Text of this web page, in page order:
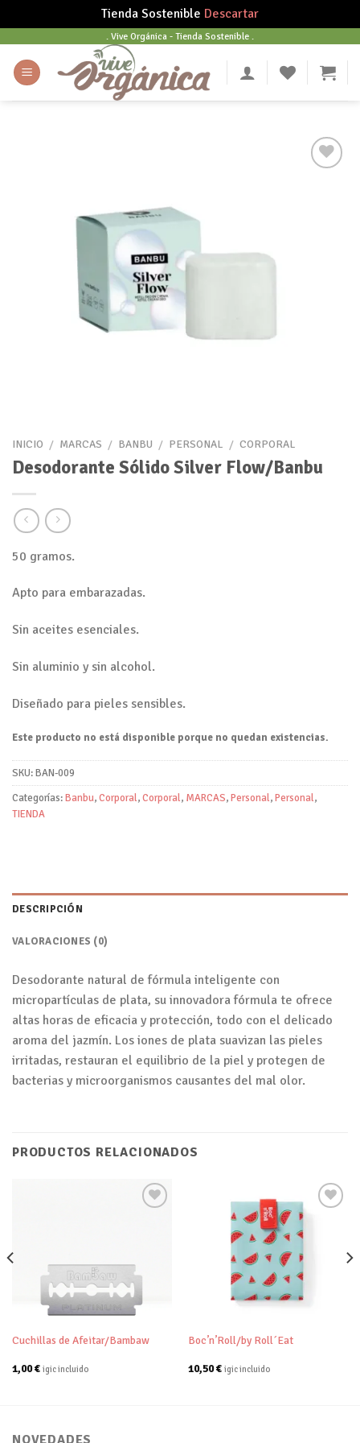
Tienda Sostenible Descartar
content
. Vive Orgánica - Tienda Sostenible .
INICIO / MARCAS / BANBU / PERSONAL / CORPORAL
Desodorante Sólido Silver Flow/Banbu
50 gramos.
Apto para embarazadas.
Sin aceites esenciales.
Sin aluminio y sin alcohol.
Diseñado para pieles sensibles.
Este producto no está disponible porque no quedan existencias.
SKU:BAN-009
Categorías:Banbu,Corporal,Corporal, MARCAS,Personal,Personal,
TIENDA
DESCRIPCIÓN
VALORACIONES (0)
Desodorante natural de fórmula inteligente con
micropartículas de plata, su innovadora fórmula te ofrece
altas horas de eficacia y protección, todo con el delicado
aroma del jazmín. Los iones de plata suavizan las pieles
irritadas, restauran el equilibrio de la piel y protegen de
bacterias y microorganismos causantes del mal olor.
PRODUCTOS RELACIONADOS
lista de
Cuchillas de Afeitar/Bambaw
1,00€ igic incluido
Boc’n’Roll/by Roll´Eat
10,50€ igic incluido
NOVEDADES